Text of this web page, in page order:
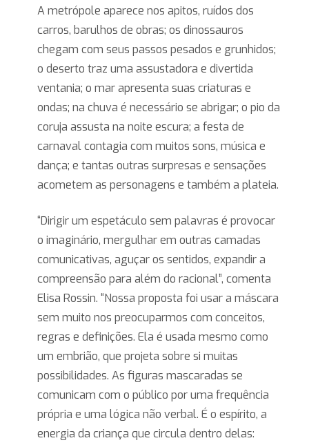
A metrópole aparece nos apitos, ruídos dos
carros, barulhos de obras; os dinossauros
chegam com seus passos pesados e grunhidos;
o deserto traz uma assustadora e divertida
ventania; o mar apresenta suas criaturas e
ondas; na chuva é necessário se abrigar; o pio da
coruja assusta na noite escura; a festa de
carnaval contagia com muitos sons, música e
dança; e tantas outras surpresas e sensações
acometem as personagens e também a plateia.
“Dirigir um espetáculo sem palavras é provocar
o imaginário, mergulhar em outras camadas
comunicativas, aguçar os sentidos, expandir a
compreensão para além do racional”, comenta
Elisa Rossin. “Nossa proposta foi usar a máscara
sem muito nos preocuparmos com conceitos,
regras e definições. Ela é usada mesmo como
um embrião, que projeta sobre si muitas
possibilidades. As figuras mascaradas se
comunicam com o público por uma frequência
própria e uma lógica não verbal. É o espírito, a
energia da criança que circula dentro delas: